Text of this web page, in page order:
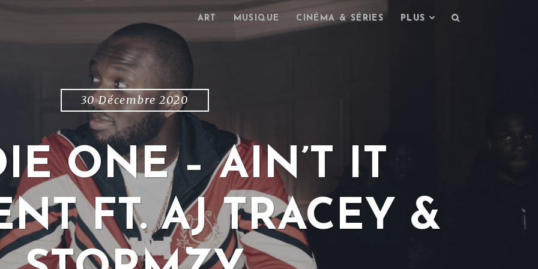
ART MUSIQUE CINÉMA & SÉRIES PLUS
30 Décembre 2020
ONE – AIN’T IT
FT. AJ TRACEY &